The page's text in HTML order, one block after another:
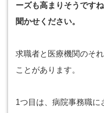
ーズも高まりそうです
聞かせください。
求職者と医療機関のそ
ことがあります。
1つ目は、病院事務職に